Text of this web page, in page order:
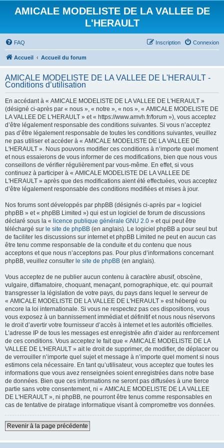
AMICALE MODELISTE DE LA VALLEE DE
L'HERAULT
FAQ Connexion
Inscription
Accueil Accueil du forum
AMICALE MODELISTE DE LA VALLEE DE L'HERAULT -
Conditions d’utilisation
En accédant à « AMICALE MODELISTE DE LA VALLEE DE L'HERAULT »
(désigné ci-après par « nous », « notre », « nos », « AMICALE MODELISTE DE
LA VALLEE DE L'HERAULT » et « https://www.amvh.fr/forum »), vous acceptez
d’être légalement responsable des conditions suivantes. Si vous n’acceptez
pas d’être légalement responsable de toutes les conditions suivantes, veuillez
ne pas utiliser et accéder à « AMICALE MODELISTE DE LA VALLEE DE
L'HERAULT ». Nous pouvons modifier ces conditions à n’importe quel moment
et nous essaierons de vous informer de ces modifications, bien que nous vous
conseillons de vérifier régulièrement par vous-même. En effet, si vous
continuez à participer à « AMICALE MODELISTE DE LA VALLEE DE
L'HERAULT » après que des modifications aient été effectuées, vous acceptez
d’être légalement responsable des conditions modifiées et mises à jour.
Nos forums sont développés par phpBB (désignés ci-après par « logiciel
phpBB » et « phpBB Limited ») qui est un logiciel de forum de discussions
déclaré sous la « licence publique générale GNU 2.0 » et qui peut être
téléchargé sur le site de phpBB (en anglais). Le logiciel phpBB a pour seul but
de faciliter les discussions sur internet et phpBB Limited ne peut en aucun cas
être tenu comme responsable de la conduite et du contenu que nous
acceptons et que nous n’acceptons pas. Pour plus d’informations concernant
phpBB, veuillez consulter le site de phpBB (en anglais).
Vous acceptez de ne publier aucun contenu à caractère abusif, obscène,
vulgaire, diffamatoire, choquant, menaçant, pornographique, etc. qui pourrait
transgresser la législation de votre pays, du pays dans lequel le serveur de
« AMICALE MODELISTE DE LA VALLEE DE L'HERAULT » est hébergé ou
encore la loi internationale. Si vous ne respectez pas ces dispositions, vous
vous exposez à un bannissement immédiat et définitif et nous nous réservons
le droit d’avertir votre fournisseur d’accès à internet et les autorités officielles.
L’adresse IP de tous les messages est enregistrée afin d’aider au renforcement
de ces conditions. Vous acceptez le fait que « AMICALE MODELISTE DE LA
VALLEE DE L'HERAULT » ait le droit de supprimer, de modifier, de déplacer ou
de verrouiller n’importe quel sujet et message à n’importe quel moment si nous
estimons cela nécessaire. En tant qu’utilisateur, vous acceptez que toutes les
informations que vous avez renseignées soient enregistrées dans notre base
de données. Bien que ces informations ne seront pas diffusées à une tierce
partie sans votre consentement, ni « AMICALE MODELISTE DE LA VALLEE
DE L'HERAULT », ni phpBB, ne pourront être tenus comme responsables en
cas de tentative de piratage informatique visant à compromettre vos données.
Revenir à la page précédente